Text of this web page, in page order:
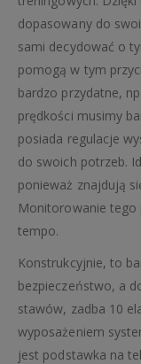
dopasowany do
sami decydować o
pomogą w tym
bardzo przydatne,
prędkości musimy
posiada regulacje
do swoich potrzeb.
ponieważ znajdują
Monitorowanie
tempo.
Konstrukcyjnie, to
bezpieczeństwo, a
stawów, zadba 10
wyposażeniem
jest podstawka na